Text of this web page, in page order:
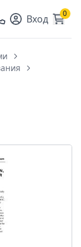
Вход 0